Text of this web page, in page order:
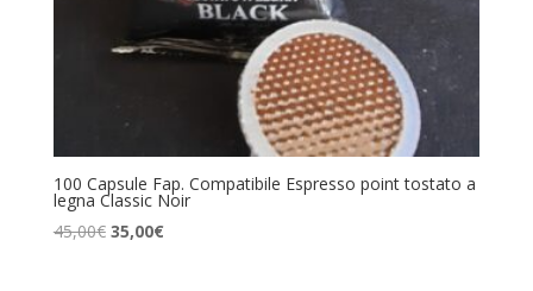
100 Capsule Fap. Compatibile Espresso point tostato a
legna Classic Noir
45,00€ Il
35,00€Il